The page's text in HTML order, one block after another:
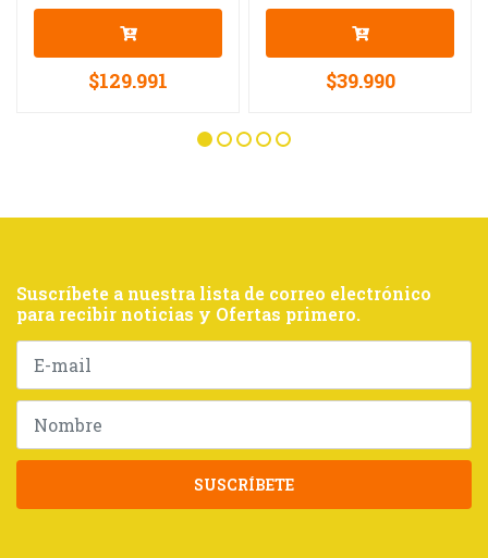
$129.991 $39.990
Suscríbete a nuestra lista de correo electrónico
para recibir noticias y Ofertas primero.
SUSCRÍBETE